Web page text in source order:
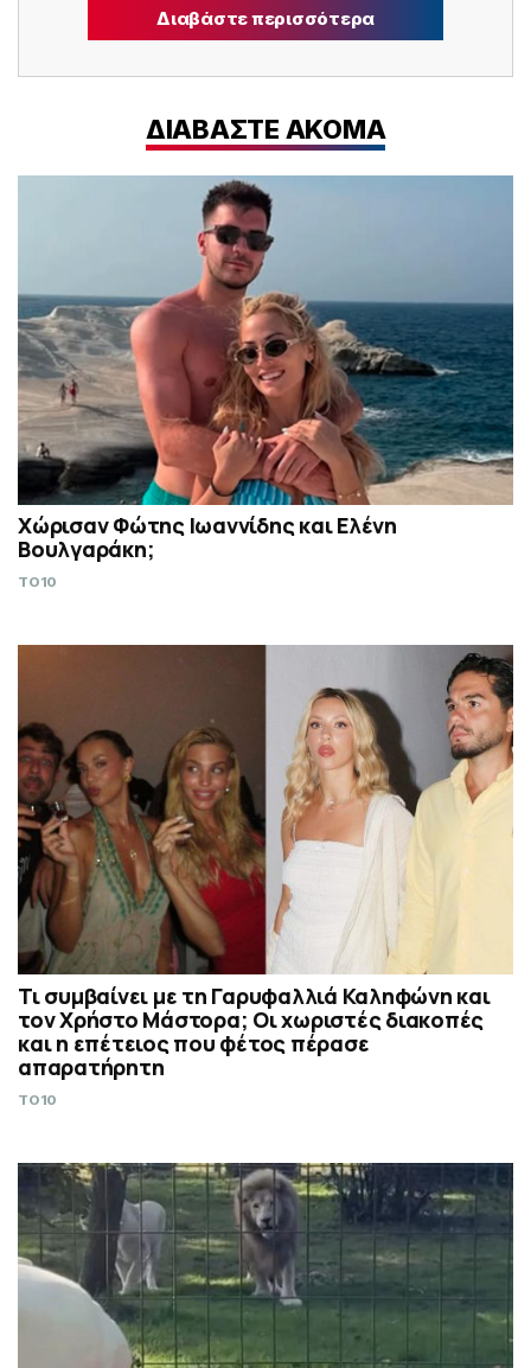
Διαβάστε περισσότερα
ΔΙΑΒΑΣΤΕ ΑΚΟΜΑ
Χώρισαν Φώτης Ιωαννίδης και Ελένη
Βουλγαράκη;
TO10
Τι συμβαίνει με τη Γαρυφαλλιά Καληφώνη και
τον Χρήστο Μάστορα; Οι χωριστές διακοπές
και η επέτειος που φέτος πέρασε
απαρατήρητη
TO10